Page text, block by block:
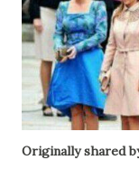
Originally shared